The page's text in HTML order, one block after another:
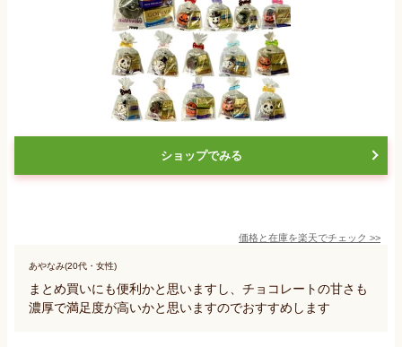
ショップでみる
価格と在庫を楽天でチェック >>
あやなみ(20代・女性)
まとめ買いにも便利かと思いますし、チョコレートの甘さも
濃厚で満足度が高いかと思いますのでおすすめします